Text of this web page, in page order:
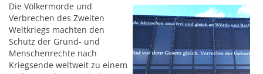
Die Völkermorde und
Verbrechen des Zweiten
Weltkriegs machten den
Schutz der Grund- und
Menschenrechte nach
Kriegsende weltweit zu einem